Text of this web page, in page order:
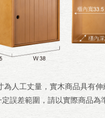
人工丈量，實木商品具有
誤差範圍，請以實際商品為